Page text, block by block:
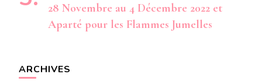
28 Novembre au 4 Décembre 2022 et
Aparté pour les Flammes Jumelles
ARCHIVES